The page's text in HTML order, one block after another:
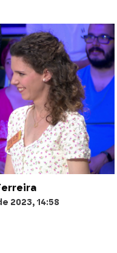
suerte’
momentos
que todo hijo usa:
2023, 14:58